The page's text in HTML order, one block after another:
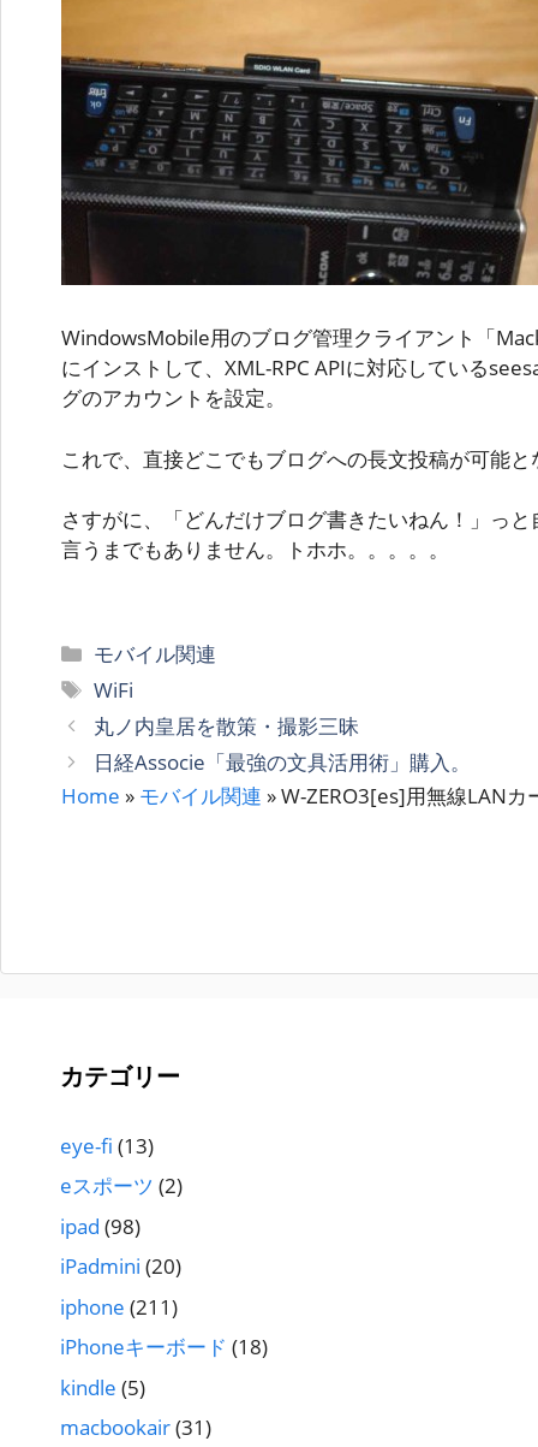
WindowsMobile用のブログ管理クライアント「
にインストして、XML-RPC APIに対応している
グのアカウントを設定。
これで、直接どこでもブログへの長文投稿が可能
さすがに、「どんだけブログ書きたいねん！」っ
言うまでもありません。トホホ。。。。。
カ
テ
ゴ
リ
ー
モバイル関連
タ
グ
WiFi
丸ノ内皇居を散策・撮影三昧
日経Associe「最強の文具活用術」購入。
Home » モバイル関連 »W-ZERO3[es]用無線LAN
カテゴリー
eye-fi (13)
eスポーツ (2)
ipad (98)
iPadmini (20)
iphone (211)
iPhoneキーボード (18)
kindle (5)
macbookair(31)